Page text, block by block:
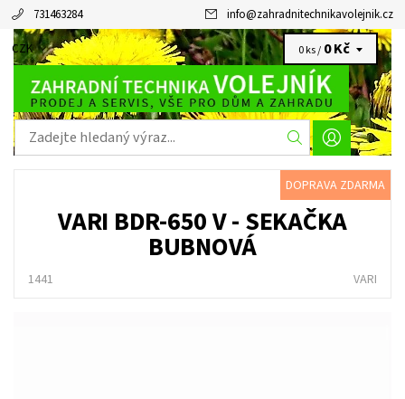
731463284 info@zahradnitechnikavolejnik.cz
CZK 0 ks / 0 Kč
DOPRAVA ZDARMA
VARI BDR-650 V - SEKAČKA
BUBNOVÁ
1441 VARI